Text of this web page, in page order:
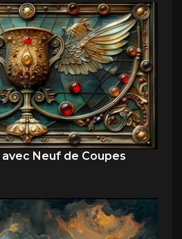
Neuf de Coupes